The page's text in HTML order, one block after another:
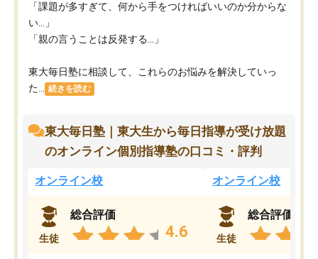
「課題が多すぎて、何から手をつければいいのか分からな
い…」
「親の言うことは反発する…」
東大毎日塾に相談して、これらのお悩みを解決していっ
た...
続きを読む
東大毎日塾｜東大生から毎日指導が受け放題
のオンライン個別指導塾の口コミ・評判
オンライン校
生徒
総合評価
4.6
オンライン校
生徒
総合評価